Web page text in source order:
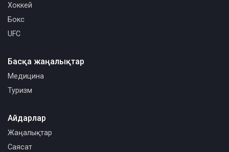
Хоккей
Бокс
UFC
Басқа жаңалықтар
Медицина
Туризм
Айдарлар
Жаңалықтар
Саясат